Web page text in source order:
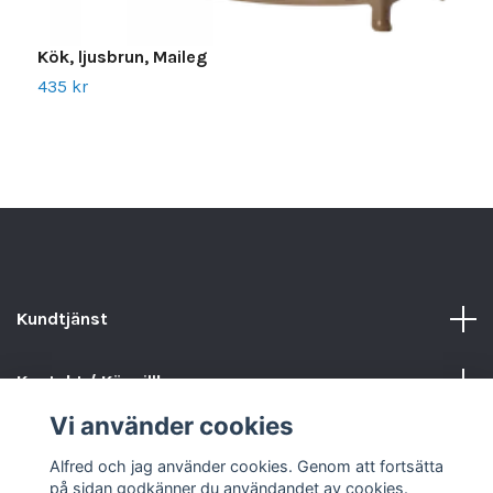
Kök, ljusbrun, Maileg
435 kr
Kundtjänst
Kontakt / Köpvillkor
Vi använder cookies
Alfred och jag använder cookies. Genom att fortsätta
på sidan godkänner du användandet av cookies.